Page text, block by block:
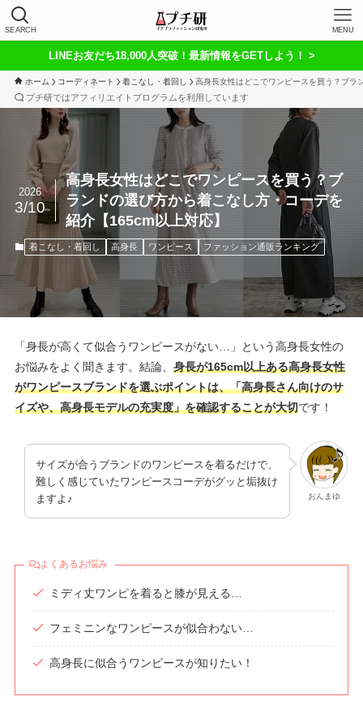
SEARCH MENU
LINEお友だち18,000人突破！最新情報をGETしよう！ >
ホーム コーディネート 着こなし・着回し 高身長女性はどこでワンピースを買う？ブラ
プチ研ではアフィリエイトプログラムを利用しています
高身長女性はどこでワンピースを買う？ブ
ランドの選び方から着こなし方・コーデを
紹介【165cm以上対応】
2026
3/10
着こなし・着回し 高身長 ワンピース ファッション通販ランキング
「身長が高くて似合うワンピースがない…」という高身長女性の
お悩みをよく聞きます。結論、 身長が165cm以上ある高身長女性
がワンピースブランドを選ぶポイントは、「高身長さん向けのサ
イズや、高身長モデルの充実度」を確認することが大切です！
おんまゆ
サイズが合うブランドのワンピースを着るだけで、
難しく感じていたワンピースコーデがグッと垢抜け
ますよ♪
よくあるお悩み
ミディ丈ワンピを着ると膝が見える…
フェミニンなワンピースが似合わない…
高身長に似合うワンピースが知りたい！